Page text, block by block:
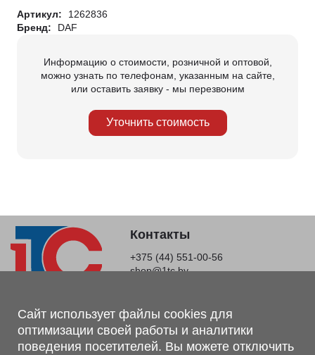
Артикул:
1262836
Бренд:
DAF
Информацию о стоимости, розничной и оптовой,
можно узнать по телефонам, указанным на сайте,
или оставить заявку - мы перезвоним
Уточнить стоимость
Контакты
+375 (44) 551-00-56
shop@1tc.by
Магазин, склад
г. Минск, Минский р-н, п. Привольный, ул. Мира, 20А,
223062
Сайт использует файлы cookies для
оптимизации своей работы и аналитики
поведения посетителей. Вы можете отключить